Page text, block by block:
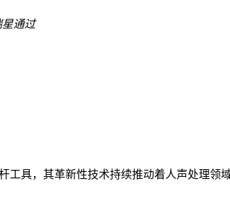
星通过
工具，其革新性技术持续推动着人声处理